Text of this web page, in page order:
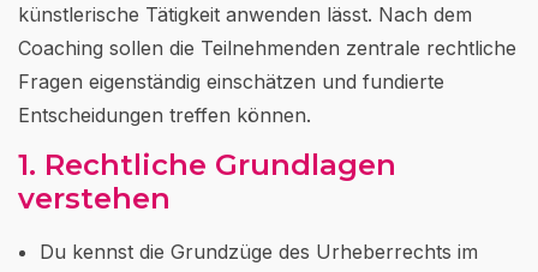
künstlerische Tätigkeit anwenden lässt. Nach dem
Coaching sollen die Teilnehmenden zentrale rechtliche
Fragen eigenständig einschätzen und fundierte
Entscheidungen treffen können.
1. Rechtliche Grundlagen
verstehen
Du kennst die Grundzüge des Urheberrechts im